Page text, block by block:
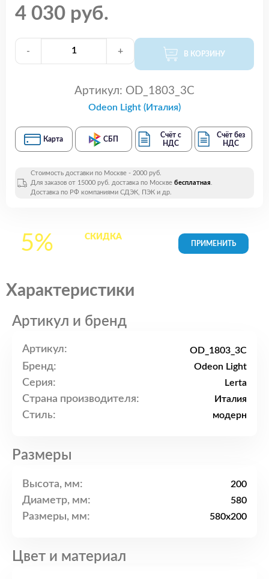
4 030 руб.
- + В КОРЗИНУ
Артикул: OD_1803_3C
Odeon Light (Италия)
Карта СБП
Счёт с
НДС
Счёт без
НДС
Стоимость доставки по Москве - 2000 руб.
Для заказов от 15000 руб. доставка по Москве бесплатная.
Доставка по РФ компаниями СДЭК, ПЭК и др.
5% СКИДКАна все
Характеристики
Артикул и бренд
Артикул: OD_1803_3C
Бренд: Odeon Light
Серия: Lerta
Страна производителя: Италия
Стиль: модерн
Размеры
Высота, мм: 200
Диаметр, мм: 580
Размеры, мм: 580x200
Цвет и материал